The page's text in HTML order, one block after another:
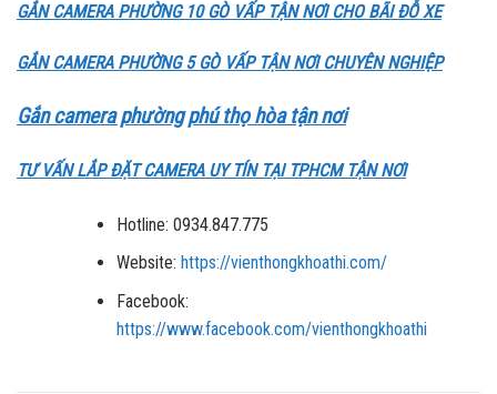
GẮN CAMERA PHƯỜNG 10 GÒ VẤP TẬN NƠI CHO BÃI ĐỖ XE
GẮN CAMERA PHƯỜNG 5 GÒ VẤP TẬN NƠI CHUYÊN NGHIỆP
Gắn camera phường phú thọ hòa tận nơi
TƯ VẤN LẮP ĐẶT CAMERA UY TÍN TẠI TPHCM TẬN NƠI
Hotline: 0934.847.775
Website: https://vienthongkhoathi.com/
Facebook:
https://www.facebook.com/vienthongkhoathi